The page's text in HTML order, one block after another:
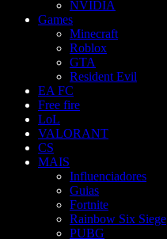
NVIDIA
Games
Minecraft
Roblox
GTA
Resident Evil
EA FC
Free fire
LoL
VALORANT
CS
MAIS
Influenciadores
Guias
Fortnite
Rainbow Six Siege
PUBG